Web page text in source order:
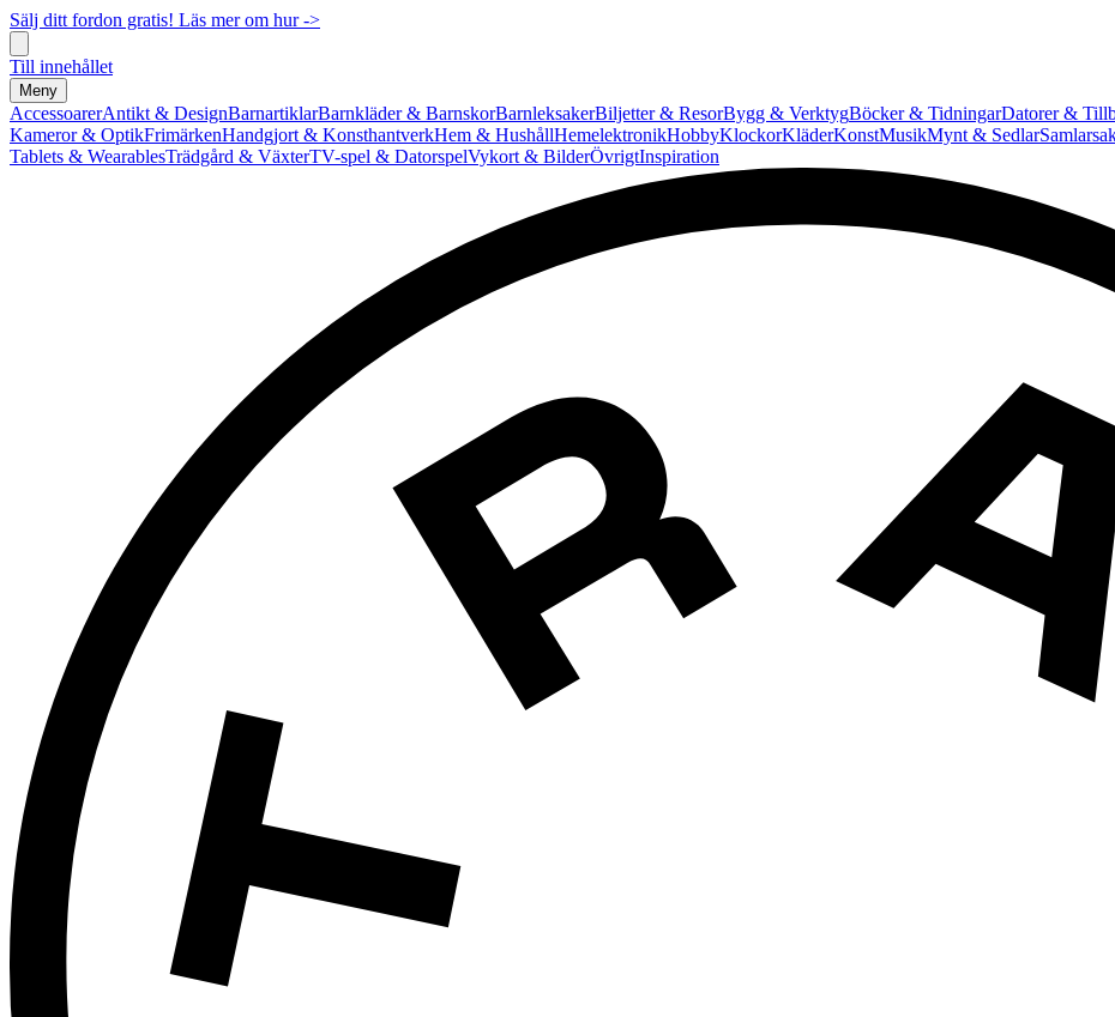
Sälj ditt fordon gratis! Läs mer om hur ->
Till innehållet
Meny
AccessoarerAntikt & DesignBarnartiklarBarnkläder & BarnskorBarnleksakerBiljetter & ResorBygg & VerktygBöcker & TidningarDatorer &
Kameror & OptikFrimärkenHandgjort & KonsthantverkHem & HushållHemelektronikHobbyKlockorKläderKonstMusikMynt & Sedlar
Tablets & WearablesTrädgård & VäxterTV-spel & DatorspelVykort & BilderÖvrigtInspiration